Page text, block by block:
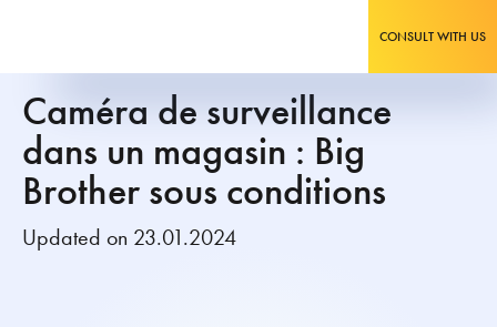
CONSULT WITH US
Caméra de surveillance
dans un magasin : Big
Brother sous conditions
Updated on 23.01.2024